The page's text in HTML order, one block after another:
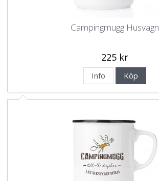
Campingmugg Husvagn
225 kr
Info Köp